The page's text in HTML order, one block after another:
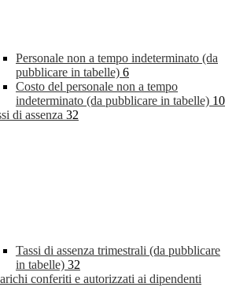
Personale non a tempo indeterminato (da
pubblicare in tabelle) 6
Costo del personale non a tempo
indeterminato (da pubblicare in tabelle) 10
di assenza 32
Tassi di assenza trimestrali (da pubblicare
in tabelle) 32
conferiti e autorizzati ai dipendenti